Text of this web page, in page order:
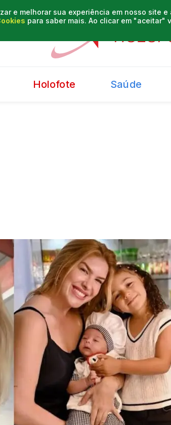
e melhorar sua experiência em nosso site
para saber mais. Ao clicar em "aceitar"
Holofote Saúde